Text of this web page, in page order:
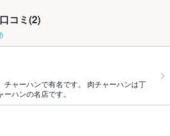
コミ(2)
チャーハンで有名です。 肉チャーハンは丁
ハンの名店です。